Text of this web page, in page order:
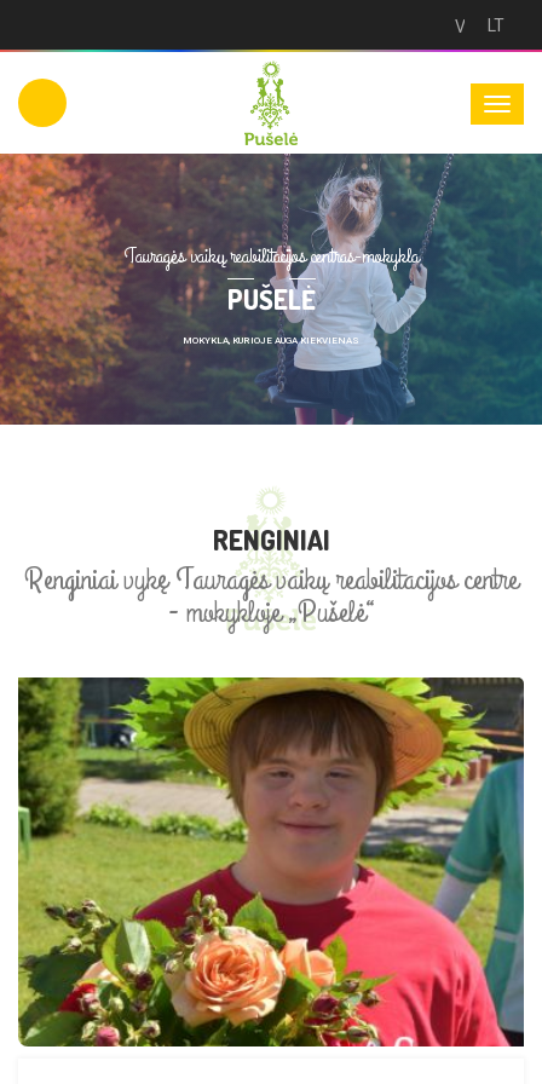
VersijaLT
Tauragės vaikų reabilitacijos centras-mokykla
PUŠELĖ
MOKYKLA, KURIOJE AUGA KIEKVIENAS
RENGINIAI
Renginiai vykę Tauragės vaikų reabilitacijos centre
- mokykloje „Pušelė“